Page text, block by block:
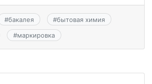
#бакалея #бытовая химия
#маркировка